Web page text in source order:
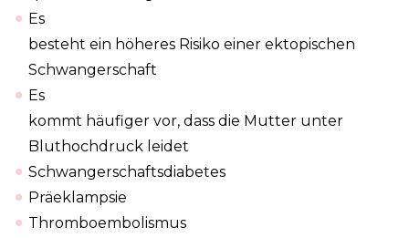
Es
besteht ein höheres Risiko einer ektopischen
Schwangerschaft
Es
kommt häufiger vor, dass die Mutter unter
Bluthochdruck leidet
Schwangerschaftsdiabetes
Präeklampsie
Thromboembolismus